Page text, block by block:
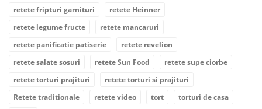
retete fripturi garnituri
retete Heinner
retete legume fructe
retete mancaruri
retete panificatie patiserie
retete revelion
retete salate sosuri
retete Sun Food
retete supe ciorbe
retete torturi prajituri
retete torturi si prajituri
Retete traditionale
retete video tort
torturi de casa